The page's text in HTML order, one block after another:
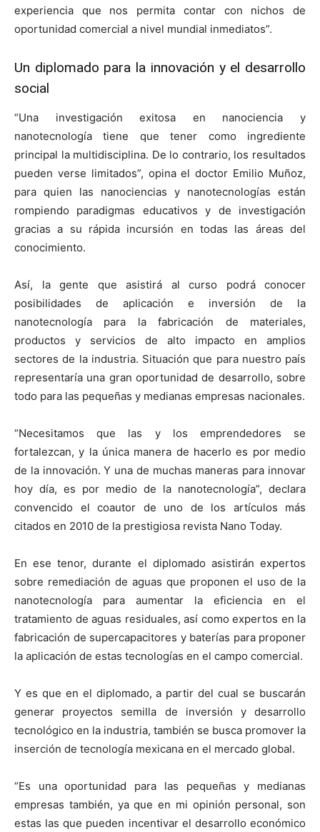
experiencia que nos permita contar con nichos de
oportunidad comercial a nivel mundial inmediatos”.
Un diplomado para la innovación y el desarrollo
social
“Una investigación exitosa en nanociencia y
nanotecnología tiene que tener como ingrediente
principal la multidisciplina. De lo contrario, los resultados
pueden verse limitados”, opina el doctor Emilio Muñoz,
para quien las nanociencias y nanotecnologías están
rompiendo paradigmas educativos y de investigación
gracias a su rápida incursión en todas las áreas del
conocimiento.
Así, la gente que asistirá al curso podrá conocer
posibilidades de aplicación e inversión de la
nanotecnología para la fabricación de materiales,
productos y servicios de alto impacto en amplios
sectores de la industria. Situación que para nuestro país
representaría una gran oportunidad de desarrollo, sobre
todo para las pequeñas y medianas empresas nacionales.
“Necesitamos que las y los emprendedores se
fortalezcan, y la única manera de hacerlo es por medio
de la innovación. Y una de muchas maneras para innovar
hoy día, es por medio de la nanotecnología”, declara
convencido el coautor de uno de los artículos más
citados en 2010 de la prestigiosa revista Nano Today.
En ese tenor, durante el diplomado asistirán expertos
sobre remediación de aguas que proponen el uso de la
nanotecnología para aumentar la eficiencia en el
tratamiento de aguas residuales, así como expertos en la
fabricación de supercapacitores y baterías para proponer
la aplicación de estas tecnologías en el campo comercial.
Y es que en el diplomado, a partir del cual se buscarán
generar proyectos semilla de inversión y desarrollo
tecnológico en la industria, también se busca promover la
inserción de tecnología mexicana en el mercado global.
“Es una oportunidad para las pequeñas y medianas
empresas también, ya que en mi opinión personal, son
estas las que pueden incentivar el desarrollo económico